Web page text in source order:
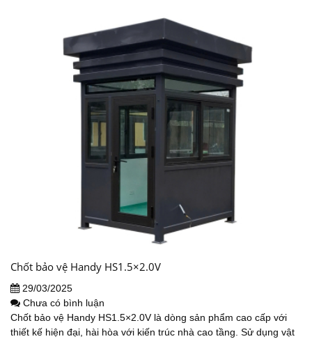
Chốt bảo vệ Handy HS1.5×2.0V
29/03/2025
Chưa có bình luận
Chốt bảo vệ Handy HS1.5×2.0V là dòng sản phẩm cao cấp với
thiết kế hiện đại, hài hòa với kiến trúc nhà cao tầng. Sử dụng vật